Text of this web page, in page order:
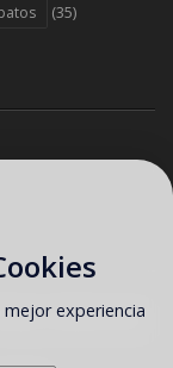
(35)
y celebraciones
experiencia